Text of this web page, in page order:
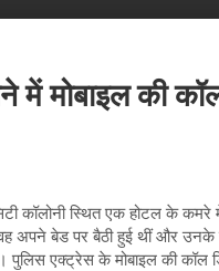
मोबाइल की
कॉलोनी स्थित एक होटल के
अपने बेड पर बैठी हुई थीं और
पुलिस एक्‍ट्रेस के मोबाइल की